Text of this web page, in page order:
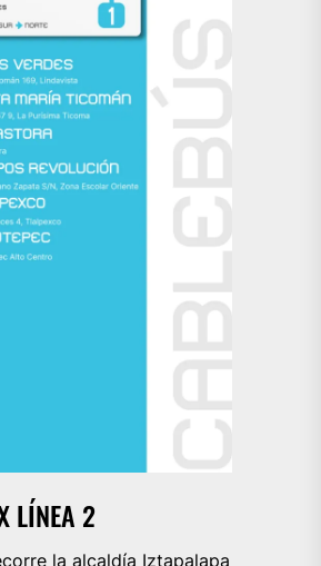
LÍNEA 2
la alcaldía Iztapalapa